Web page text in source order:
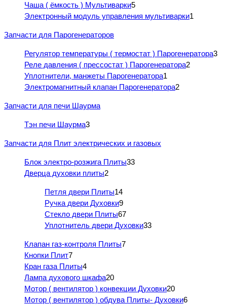
Чаша ( ёмкость ) Мультиварки5
Электронный модуль управления мультиварки1
Запчасти для Парогенераторов
Регулятор температуры ( термостат ) Парогенератора3
Реле давления ( прессостат ) Парогенератора2
Уплотнители, манжеты Парогенератора1
Электромагнитный клапан Парогенератора2
Запчасти для печи Шаурма
Тэн печи Шаурма3
Запчасти для Плит электрических и газовых
Блок электро-розжига Плиты33
Дверца духовки плиты2
Петля двери Плиты14
Ручка двери Духовки9
Стекло двери Плиты67
Уплотнитель двери Духовки33
Клапан газ-контроля Плиты7
Кнопки Плит7
Кран газа Плиты4
Лампа духового шкафа20
Мотор ( вентилятор ) конвекции Духовки20
Мотор ( вентилятор ) обдува Плиты- Духовки6